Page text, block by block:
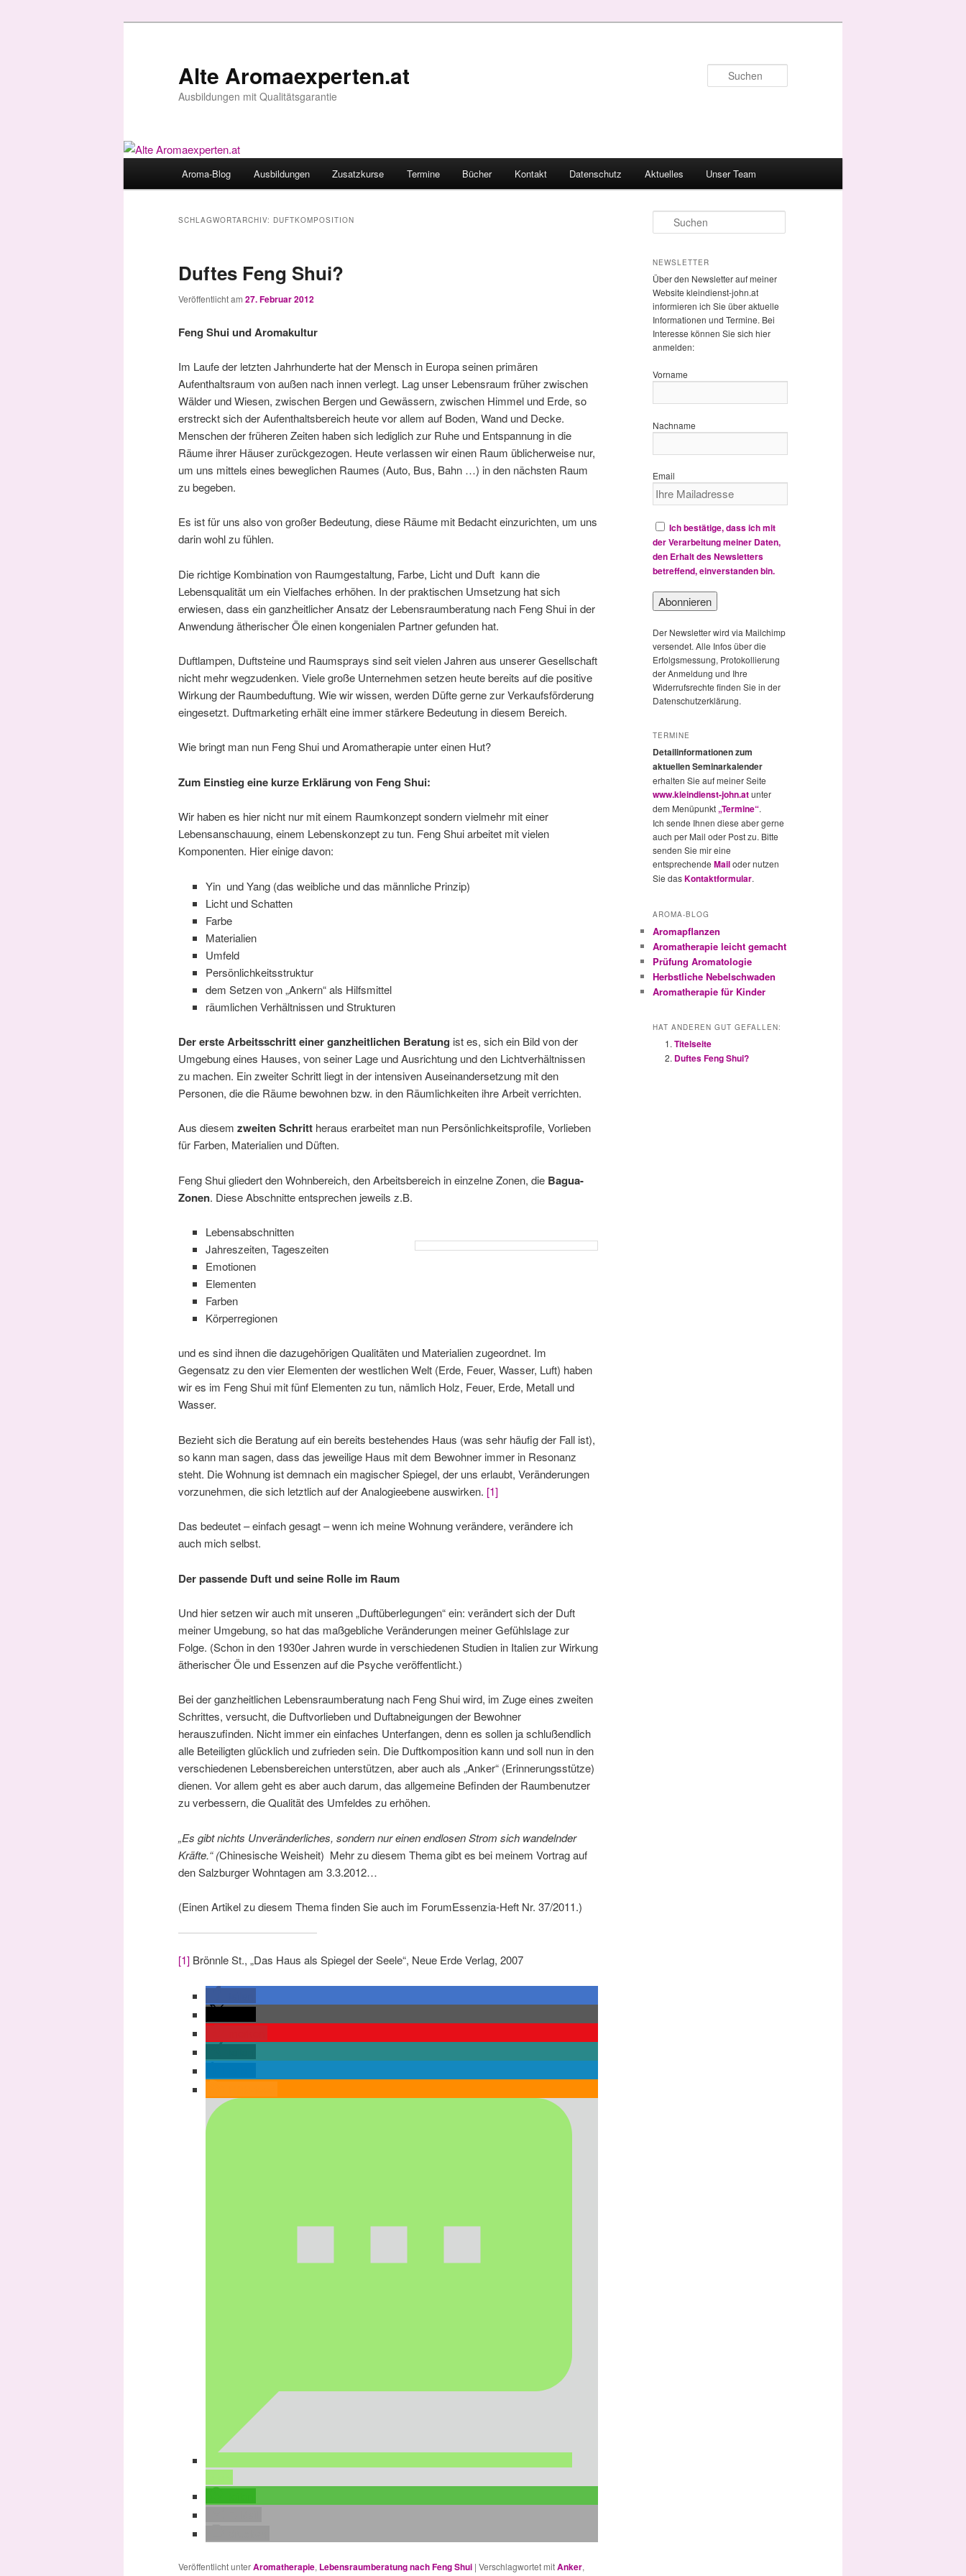
Alte Aromaexperten.at
Ausbildungen mit Qualitätsgarantie
Aroma-Blog Ausbildungen Zusatzkurse Termine Bücher Kontakt Datenschutz Aktuelles Unser Team
SCHLAGWORTARCHIV: DUFTKOMPOSITION
Duftes Feng Shui?
Veröffentlicht am 27. Februar 2012
Feng Shui und Aromakultur
Im Laufe der letzten Jahrhunderte hat der Mensch in Europa seinen primären
Aufenthaltsraum von außen nach innen verlegt. Lag unser Lebensraum früher zwischen
Wälder und Wiesen, zwischen Bergen und Gewässern, zwischen Himmel und Erde, so
erstreckt sich der Aufenthaltsbereich heute vor allem auf Boden, Wand und Decke.
Menschen der früheren Zeiten haben sich lediglich zur Ruhe und Entspannung in die
Räume ihrer Häuser zurückgezogen. Heute verlassen wir einen Raum üblicherweise nur,
um uns mittels eines beweglichen Raumes (Auto, Bus, Bahn …) in den nächsten Raum
zu begeben.
Es ist für uns also von großer Bedeutung, diese Räume mit Bedacht einzurichten, um uns
darin wohl zu fühlen.
Die richtige Kombination von Raumgestaltung, Farbe, Licht und Duft kann die
Lebensqualität um ein Vielfaches erhöhen. In der praktischen Umsetzung hat sich
erwiesen, dass ein ganzheitlicher Ansatz der Lebensraumberatung nach Feng Shui in der
Anwendung ätherischer Öle einen kongenialen Partner gefunden hat.
Duftlampen, Duftsteine und Raumsprays sind seit vielen Jahren aus unserer Gesellschaft
nicht mehr wegzudenken. Viele große Unternehmen setzen heute bereits auf die positive
Wirkung der Raumbeduftung. Wie wir wissen, werden Düfte gerne zur Verkaufsförderung
eingesetzt. Duftmarketing erhält eine immer stärkere Bedeutung in diesem Bereich.
Wie bringt man nun Feng Shui und Aromatherapie unter einen Hut?
Zum Einstieg eine kurze Erklärung von Feng Shui:
Wir haben es hier nicht nur mit einem Raumkonzept sondern vielmehr mit einer
Lebensanschauung, einem Lebenskonzept zu tun. Feng Shui arbeitet mit vielen
Komponenten. Hier einige davon:
Yin und Yang (das weibliche und das männliche Prinzip)
Licht und Schatten
Farbe
Materialien
Umfeld
Persönlichkeitsstruktur
dem Setzen von „Ankern“ als Hilfsmittel
räumlichen Verhältnissen und Strukturen
Der erste Arbeitsschritt einer ganzheitlichen Beratung ist es, sich ein Bild von der
Umgebung eines Hauses, von seiner Lage und Ausrichtung und den Lichtverhältnissen
zu machen. Ein zweiter Schritt liegt in der intensiven Auseinandersetzung mit den
Personen, die die Räume bewohnen bzw. in den Räumlichkeiten ihre Arbeit verrichten.
Aus diesem zweiten Schritt heraus erarbeitet man nun Persönlichkeitsprofile, Vorlieben
für Farben, Materialien und Düften.
Feng Shui gliedert den Wohnbereich, den Arbeitsbereich in einzelne Zonen, die Bagua-
Zonen. Diese Abschnitte entsprechen jeweils z.B.
Lebensabschnitten
Jahreszeiten, Tageszeiten
Emotionen
Elementen
Farben
Körperregionen
und es sind ihnen die dazugehörigen Qualitäten und Materialien zugeordnet. Im
Gegensatz zu den vier Elementen der westlichen Welt (Erde, Feuer, Wasser, Luft) haben
wir es im Feng Shui mit fünf Elementen zu tun, nämlich Holz, Feuer, Erde, Metall und
Wasser.
Bezieht sich die Beratung auf ein bereits bestehendes Haus (was sehr häufig der Fall ist),
so kann man sagen, dass das jeweilige Haus mit dem Bewohner immer in Resonanz
steht. Die Wohnung ist demnach ein magischer Spiegel, der uns erlaubt, Veränderungen
vorzunehmen, die sich letztlich auf der Analogieebene auswirken. [1]
Das bedeutet – einfach gesagt – wenn ich meine Wohnung verändere, verändere ich
auch mich selbst.
Der passende Duft und seine Rolle im Raum
Und hier setzen wir auch mit unseren „Duftüberlegungen“ ein: verändert sich der Duft
meiner Umgebung, so hat das maßgebliche Veränderungen meiner Gefühlslage zur
Folge. (Schon in den 1930er Jahren wurde in verschiedenen Studien in Italien zur Wirkung
ätherischer Öle und Essenzen auf die Psyche veröffentlicht.)
Bei der ganzheitlichen Lebensraumberatung nach Feng Shui wird, im Zuge eines zweiten
Schrittes, versucht, die Duftvorlieben und Duftabneigungen der Bewohner
herauszufinden. Nicht immer ein einfaches Unterfangen, denn es sollen ja schlußendlich
alle Beteiligten glücklich und zufrieden sein. Die Duftkomposition kann und soll nun in den
verschiedenen Lebensbereichen unterstützen, aber auch als „Anker“ (Erinnerungsstütze)
dienen. Vor allem geht es aber auch darum, das allgemeine Befinden der Raumbenutzer
zu verbessern, die Qualität des Umfeldes zu erhöhen.
„Es gibt nichts Unveränderliches, sondern nur einen endlosen Strom sich wandelnder
Kräfte.“ (Chinesische Weisheit) Mehr zu diesem Thema gibt es bei meinem Vortrag auf
den Salzburger Wohntagen am 3.3.2012…
(Einen Artikel zu diesem Thema finden Sie auch im ForumEssenzia-Heft Nr. 37/2011.)
[1] Brönnle St., „Das Haus als Spiegel der Seele“, Neue Erde Verlag, 2007
Veröffentlicht unterAromatherapie, Lebensraumberatung nach Feng Shui | Verschlagwortet mitAnker,
u
h
e
n
NEWSLETTER
Über den Newsletter auf meiner
Website kleindienst-john.at
informieren ich Sie über aktuelle
Informationen und Termine. Bei
Interesse können Sie sich hier
anmelden:
Vorname
Nachname
Email
Ich bestätige, dass ich mit
der Verarbeitung meiner Daten,
den Erhalt des Newsletters
betreffend, einverstanden bin.
Der Newsletter wird via Mailchimp
versendet. Alle Infos über die
Erfolgsmessung, Protokollierung
der Anmeldung und Ihre
Widerrufsrechte finden Sie in der
Datenschutzerklärung.
TERMINE
Detailinformationen zum
aktuellen Seminarkalender
erhalten Sie auf meiner Seite
www.kleindienst-john.atunter
dem Menüpunkt„Termine“.
Ich sende Ihnen diese aber gerne
auch per Mail oder Post zu. Bitte
senden Sie mir eine
entsprechende Mailoder nutzen
Sie dasKontaktformular.
AROMA-BLOG
Aromapflanzen
Aromatherapie leicht gemacht
Prüfung Aromatologie
Herbstliche Nebelschwaden
Aromatherapie für Kinder
HAT ANDEREN GUT GEFALLEN:
Titelseite
Duftes Feng Shui?